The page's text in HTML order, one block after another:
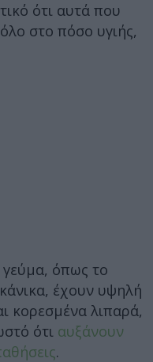
ότι αυτά που
στο πόσο υγιής,
γεύμα, όπως το
έχουν υψηλή
κορεσμένα λιπαρά,
ότι αυξάνουν
.